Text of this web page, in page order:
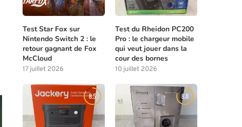
Test Star Fox sur
Nintendo Switch 2 : le
retour gagnant de Fox
McCloud
17 juillet 2026
Test du Rheidon PC200
Pro : le chargeur mobile
qui veut jouer dans la
cour des bornes
10 juillet 2026
8.5 8.0